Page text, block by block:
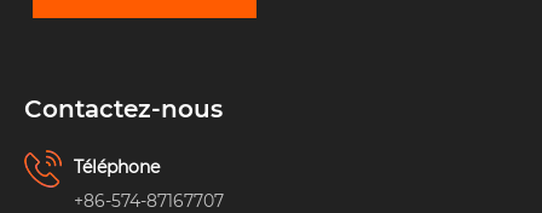
Contactez-nous
Téléphone
+86-574-87167707